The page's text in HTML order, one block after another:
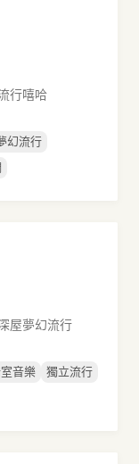
行嘻哈
幻流行
屋夢幻流行
音樂
獨立流行